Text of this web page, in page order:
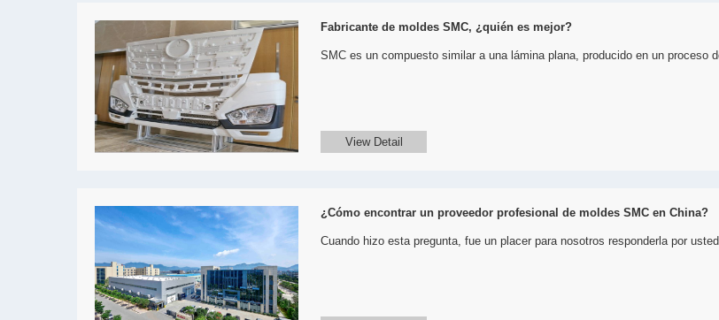
Fabricante de moldes SMC, ¿quién es mejor?
SMC es un compuesto similar a una lámina plana, producido en un proceso
View Detail
¿Cómo encontrar un proveedor profesional de moldes SMC en China?
Cuando hizo esta pregunta, fue un placer para nosotros responderla por